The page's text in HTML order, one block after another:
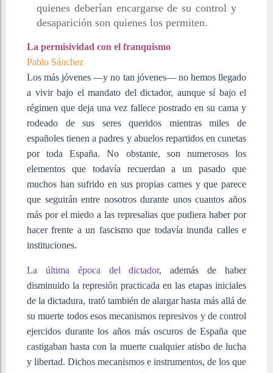
quienes deberían encargarse de su control y
desaparición son quienes los permiten.
La permisividad con el franquismo
Pablo Sánchez
Los más jóvenes —y no tan jóvenes— no hemos llegado
a vivir bajo el mandato del dictador, aunque sí bajo el
régimen que deja una vez fallece postrado en su cama y
rodeado de sus seres queridos mientras miles de
españoles tienen a padres y abuelos repartidos en cunetas
por toda España. No obstante, son numerosos los
elementos que todavía recuerdan a un pasado que
muchos han sufrido en sus propias carnes y que parece
que seguirán entre nosotros durante unos cuantos años
más por el miedo a las represalias que pudiera haber por
hacer frente a un fascismo que todavía inunda calles e
instituciones.
La última época del dictador, además de haber
disminuido la represión practicada en las etapas iniciales
de la dictadura, trató también de alargar hasta más allá de
su muerte todos esos mecanismos represivos y de control
ejercidos durante los años más oscuros de España que
castigaban hasta con la muerte cualquier atisbo de lucha
y libertad. Dichos mecanismos e instrumentos, de los que